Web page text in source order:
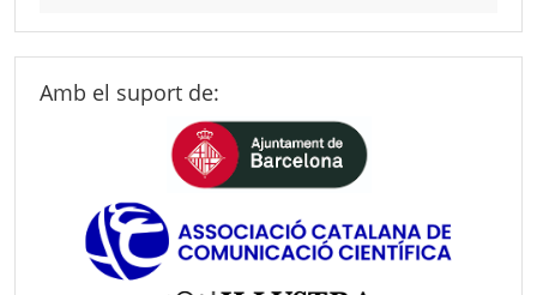
Amb el suport de: